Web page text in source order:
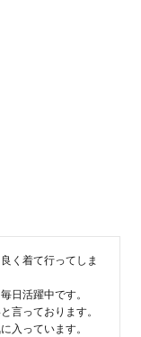
く着て行ってしま
日活躍中です。
言っております。